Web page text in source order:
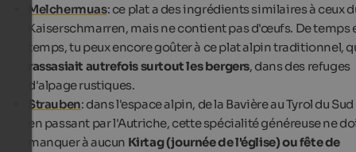
Melchermuas: ce plat a des ingrédients similaires à ceux
Kaiserschmarren, mais ne contient pas d'œufs. De temps
temps, tu peux encore goûter à ce plat alpin traditionnel,
rassasiait autrefois surtout les bergers, dans des refuges
d'alpage rustiques.
Strauben: dans l'espace alpin, de la Bavière au Tyrol du Sud
en passant par l'Autriche, cette spécialité généreuse ne
manquer à aucun Kirtag (journée de l'église) ou fête de